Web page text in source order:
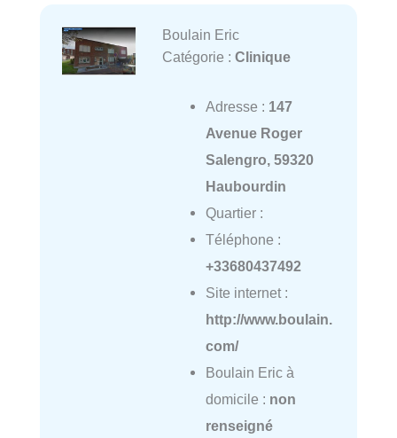
Boulain Eric
Catégorie : Clinique
Adresse : 147
Avenue Roger
Salengro, 59320
Haubourdin
Quartier :
Téléphone :
+33680437492
Site internet :
http://www.boulain.
com/
Boulain Eric à
domicile : non
renseigné